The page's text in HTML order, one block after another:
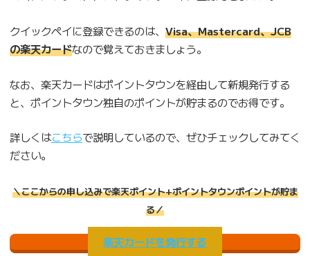
クイックペイに登録できるのは、 Visa、Mastercard、JCB
の楽天カードなので覚えておきましょう。
なお、楽天カードはポイントタウンを経由して新規発行する
と、ポイントタウン独自のポイントが貯まるのでお得です。
詳しくはこちらで説明しているので、ぜひチェックしてみてく
ださい。
＼ここからの申し込みで楽天ポイント+ポイントタウンポイントが貯ま
る／
楽天カードを発行する